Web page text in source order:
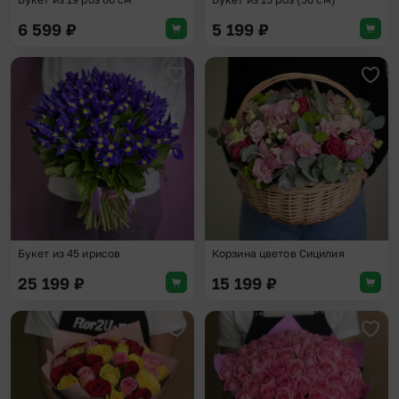
6 599 ₽ 5 199 ₽
Добавить в избранное
Букет из 45 ирисов
25 199 ₽
Корзина цветов Сицилия
15 199 ₽
Добавить в избранное